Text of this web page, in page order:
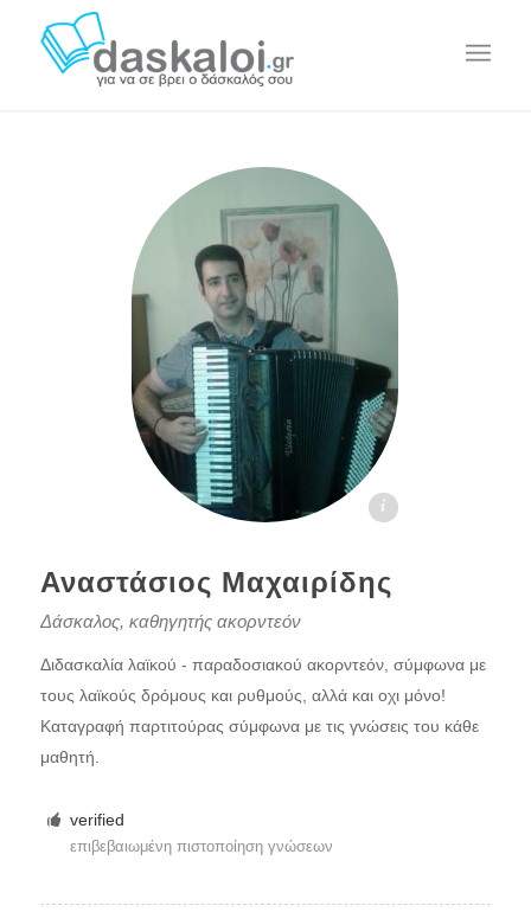
Αναστάσιος Μαχαιρίδης - daskaloi.gr
Αναστάσιος Μαχαιρίδης
Δάσκαλος, καθηγητής ακορντεόν
Διδασκαλία λαϊκού - παραδοσιακού ακορντεόν, σύμφωνα με
τους λαϊκούς δρόμους και ρυθμούς, αλλά και οχι μόνο!
Καταγραφή παρτιτούρας σύμφωνα με τις γνώσεις του κάθε
μαθητή.
verified
επιβεβαιωμένη πιστοποίηση γνώσεων